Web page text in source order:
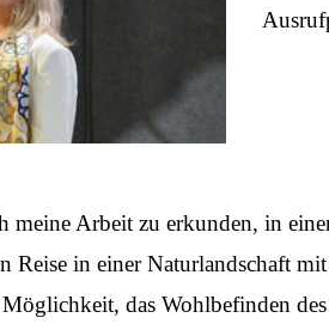
Arbeit zu erkunden, in
in einer Naturlandschaft
das Wohlbefinden